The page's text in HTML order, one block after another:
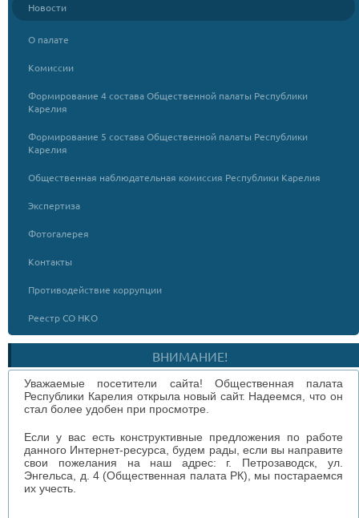
Новости
О палате
Комиссии
Формирование 4 состава Общественной палаты Республики
Карелия
Формирование 5 состава Общественной палаты Республики
Карелия
Общественная наблюдательная комиссия Республики Карелия
Экспертиза
Фотогалерея
Контакты
Противодействие коррупции
Реестр СО НКО
ВНИМАНИЕ!
Уважаемые посетители сайта! Общественная палата
Республики Карелия открыла новый сайт. Надеемся, что он
стал более удобен при просмотре.
Если у вас есть конструктивные предложения по работе
данного Интернет-ресурса, будем рады, если вы направите
свои пожелания на наш адрес: г. Петрозаводск, ул.
Энгельса, д. 4 (Общественная палата РК), мы постараемся
их учесть.